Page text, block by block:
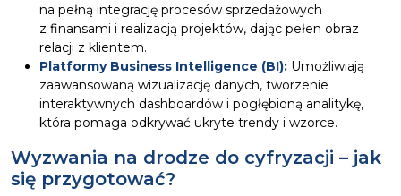
na pełną integrację procesów sprzedażowych
z finansami i realizacją projektów, dając pełen obraz
relacji z klientem.
Platformy Business Intelligence (BI): Umożliwiają
zaawansowaną wizualizację danych, tworzenie
interaktywnych dashboardów i pogłębioną analitykę,
która pomaga odkrywać ukryte trendy i wzorce.
Wyzwania na drodze do cyfryzacji – jak
się przygotować?